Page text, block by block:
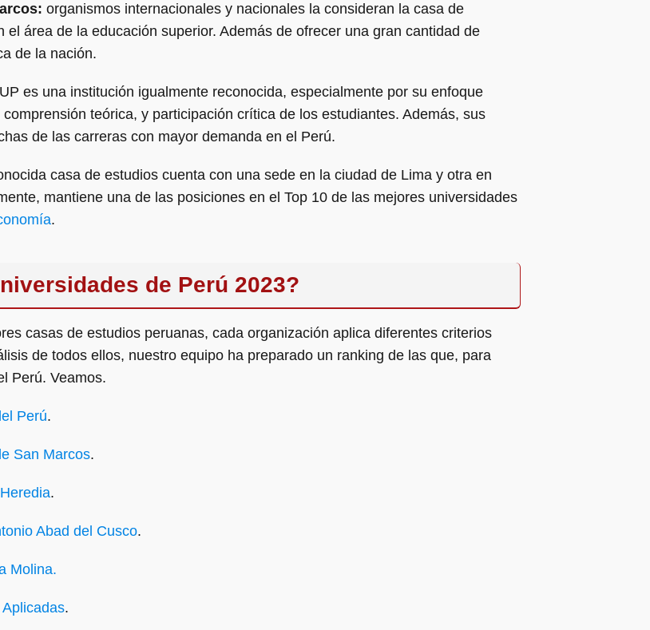
organismos internacionales y nacionales la consideran la casa de
área de la educación superior. Además de ofrecer una gran cantidad de
de la nación.
es una institución igualmente reconocida, especialmente por su enfoque
teórica, y participación crítica de los estudiantes. Además, sus
de las carreras con mayor demanda en el Perú.
casa de estudios cuenta con una sede en la ciudad de Lima y otra en
mantiene una de las posiciones en el Top 10 de las mejores universidades
.​
de Perú 2023?
casas de estudios peruanas, cada organización aplica diferentes criterios
de todos ellos, nuestro equipo ha preparado un ranking de las que, para
Perú. Veamos.
Perú.
San Marcos.
.
Abad del Cusco.
Molina.
.